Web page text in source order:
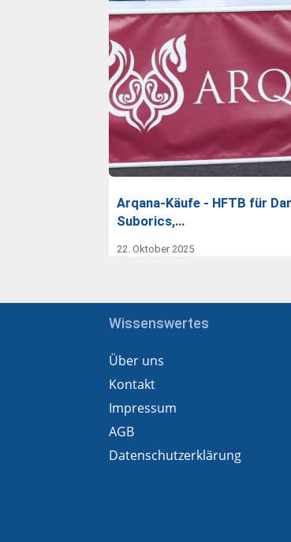
Arqana-Käufe - HFTB für
Suborics,…
22. Oktober 2025
Wissenswertes
Über uns
Kontakt
Impressum
AGB
Datenschutzerklärung